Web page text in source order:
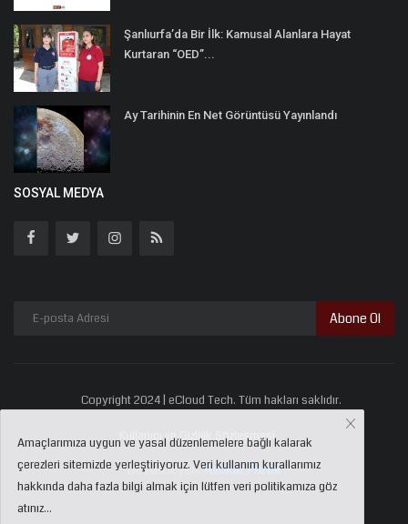
Şanlıurfa’da Bir İlk: Kamusal Alanlara Hayat
Kurtaran “OED”...
Ay Tarihinin En Net Görüntüsü Yayınlandı
SOSYAL MEDYA
Abone Ol
Copyright 2024 | eCloud Tech. Tüm hakları saklıdır.
Kullanıcı ve Gizlilik Sözleşmesi
Destekleyen:Avukat Portal
Amaçlarımıza uygun ve yasal düzenlemelere bağlı kalarak
çerezleri sitemizde yerleştiriyoruz. Veri kullanım kurallarımız
hakkında daha fazla bilgi almak için lütfen veri politikamıza göz
atınız...